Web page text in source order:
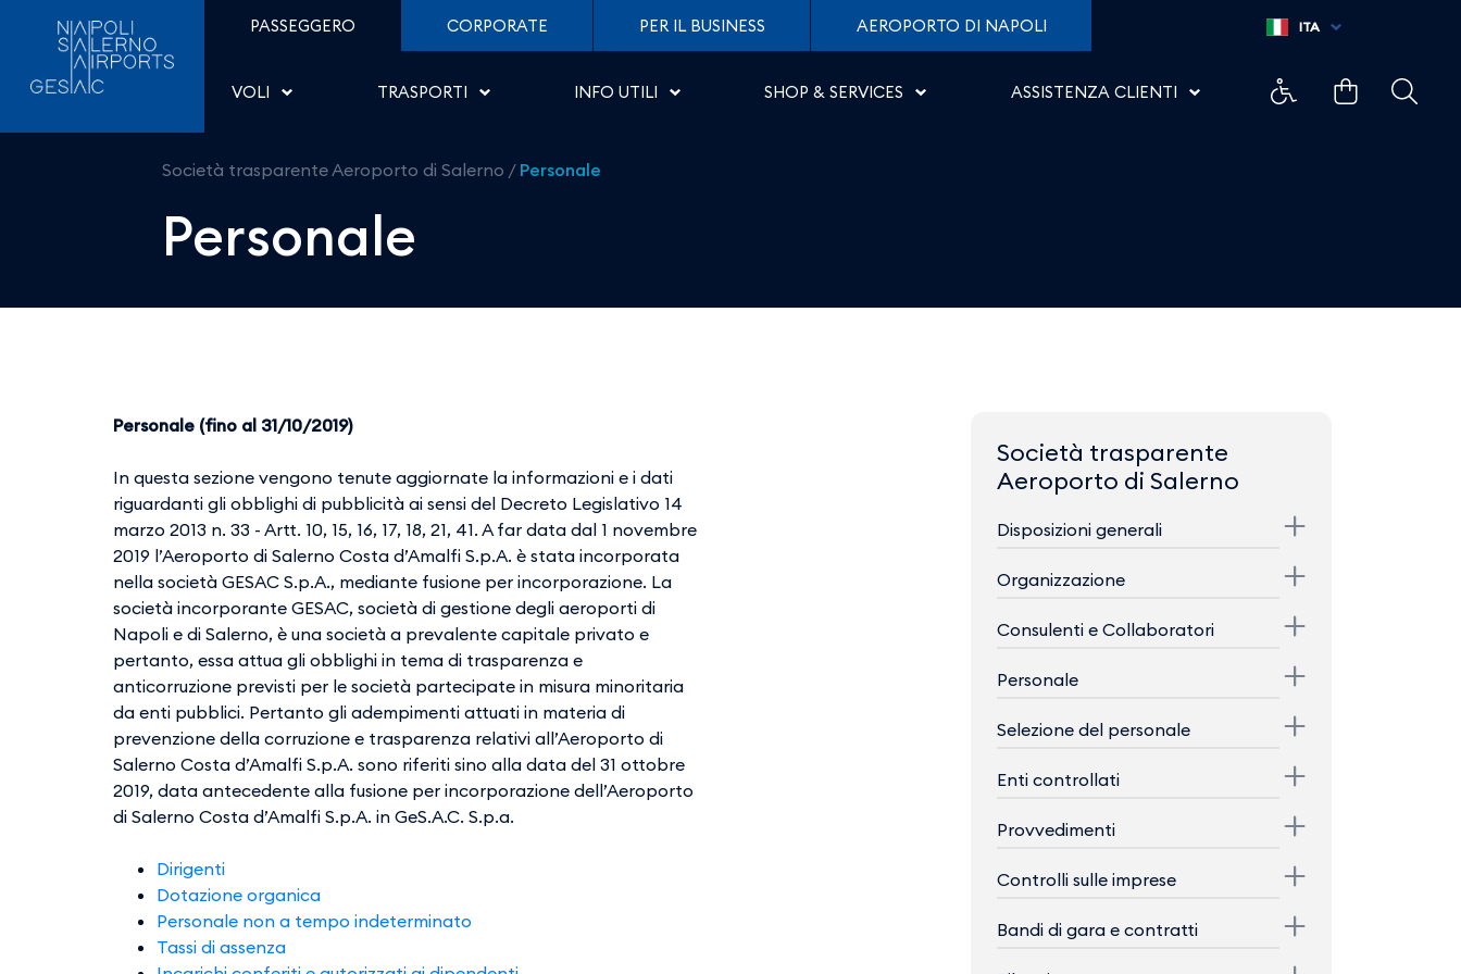
Salta al contenuto
Personale - Aeroporto di Salerno
PASSEGGERO CORPORATE PER IL BUSINESS AEROPORTO DI NAPOLI
VOLI TRASPORTI INFO UTILI SHOP & SERVICES ASSISTENZA CLIENTI
ITA
Società trasparente Aeroporto di Salerno / Personale
Personale
Personale (fino al 31/10/2019)
In questa sezione vengono tenute aggiornate la informazioni e i dati
riguardanti gli obblighi di pubblicità ai sensi del Decreto Legislativo 14
marzo 2013 n. 33 - Artt. 10, 15, 16, 17, 18, 21, 41. A far data dal 1 novembre
2019 l’Aeroporto di Salerno Costa d’Amalfi S.p.A. è stata incorporata
nella società GESAC S.p.A., mediante fusione per incorporazione. La
società incorporante GESAC, società di gestione degli aeroporti di
Napoli e di Salerno, è una società a prevalente capitale privato e
pertanto, essa attua gli obblighi in tema di trasparenza e
anticorruzione previsti per le società partecipate in misura minoritaria
da enti pubblici. Pertanto gli adempimenti attuati in materia di
prevenzione della corruzione e trasparenza relativi all’Aeroporto di
Salerno Costa d’Amalfi S.p.A. sono riferiti sino alla data del 31 ottobre
2019, data antecedente alla fusione per incorporazione dell’Aeroporto
di Salerno Costa d’Amalfi S.p.A. in GeS.A.C. S.p.a.
Dirigenti
Dotazione organica
Personale non a tempo indeterminato
Tassi di assenza
Società trasparente
Aeroporto di Salerno
Disposizioni generali
Organizzazione
Consulenti e Collaboratori
Personale
Selezione del personale
Enti controllati
Provvedimenti
Controlli sulle imprese
Bandi di gara e contratti